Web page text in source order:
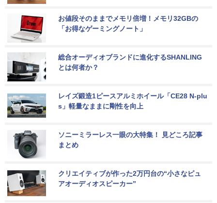
お値段そのままでメモリ倍増！メモリ32GBの
「お得なゲーミングノート」
総合オーディオブランドに進化するSHANLING
とは何者か？
レイズ鍛造1ピースアルミホイール「CE28 N-plu
s」軽量なままに剛性を向上
ソニーミラーレス一眼の大特集！ 見どころ記事
まとめ
クリエイティブが作った2万円台の“小さなピュ
アオーディオスピーカー”